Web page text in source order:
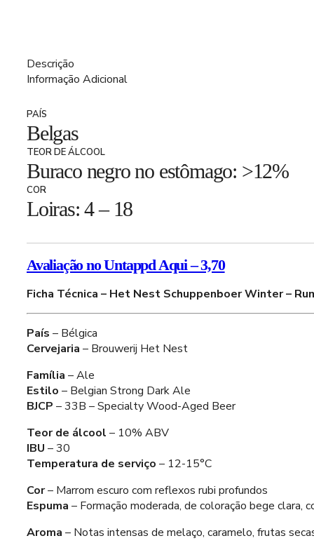
Descrição
Informação Adicional
PAÍS
Belgas
TEOR DE ÁLCOOL
Buraco negro no estômago: >12%
COR
Loiras: 4 – 18
Avaliação no Untappd Aqui – 3,70
Ficha Técnica – Het Nest Schuppenboer Winter –
País – Bélgica
Cervejaria – Brouwerij Het Nest
Família – Ale
Estilo – Belgian Strong Dark Ale
BJCP – 33B – Specialty Wood-Aged Beer
Teor de álcool – 10% ABV
IBU – 30
Temperatura de serviço – 12-15°C
Cor– Marrom escuro com reflexos rubi profundos
Espuma – Formação moderada, de coloração bege clara,
Aroma – Notas intensas de melaço, caramelo, frutas